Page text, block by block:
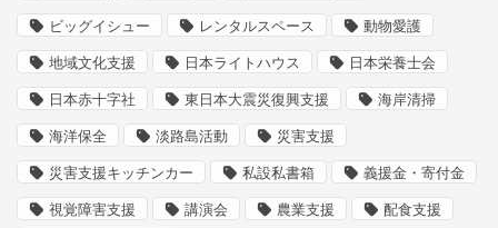
ビッグイシュー レンタルスペース 動物愛護
地域文化支援 日本ライトハウス 日本栄養士会
日本赤十字社 東日本大震災復興支援 海岸清掃
海洋保全 淡路島活動 災害支援
災害支援キッチンカー 私設私書箱 義援金・寄付金
視覚障害支援 講演会 農業支援 配食支援